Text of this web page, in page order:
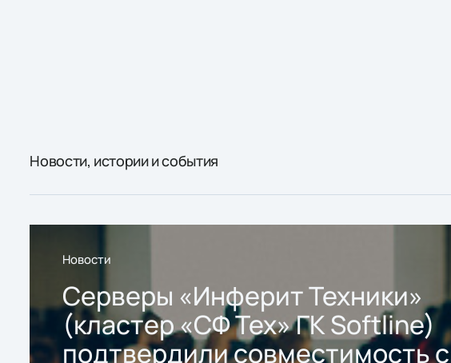
Новости, истории и события
Новости
Серверы «Инферит Техники»
(кластер «СФ Тех» ГК Softline)
подтвердили совместимость с